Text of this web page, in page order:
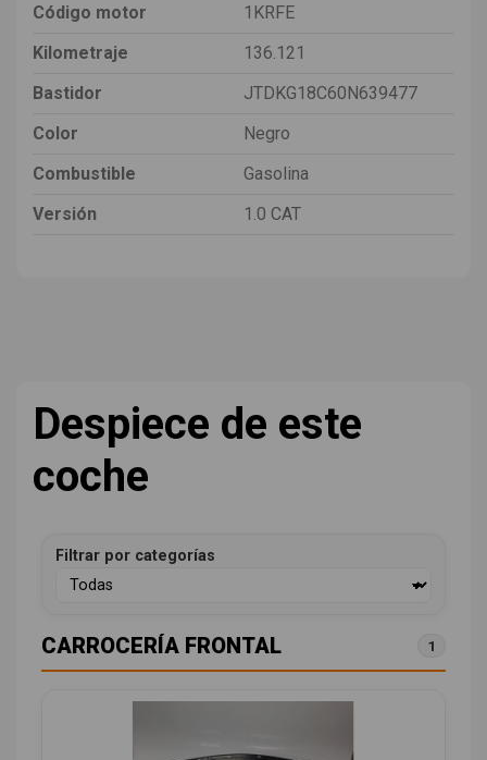
Código motor
1KRFE
Kilometraje
136.121
Bastidor
JTDKG18C60N639477
Color
Negro
Combustible
Gasolina
Versión
1.0 CAT
Despiece de este
coche
Filtrar por categorías
CARROCERÍA FRONTAL 1